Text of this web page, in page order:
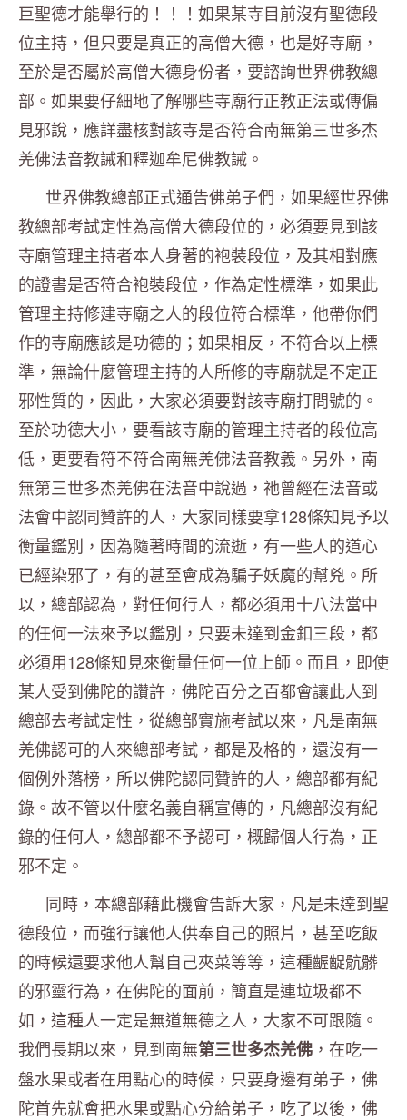
巨聖德才能舉行的！！！如果某寺目前沒有聖德段
位主持，但只要是真正的高僧大德，也是好寺廟，
至於是否屬於高僧大德身份者，要諮詢世界佛教總
部。如果要仔細地了解哪些寺廟行正教正法或傳偏
見邪說，應詳盡核對該寺是否符合南無第三世多杰
羌佛法音教誡和釋迦牟尼佛教誡。
世界佛教總部正式通告佛弟子們，如果經世界佛
教總部考試定性為高僧大德段位的，必須要見到該
寺廟管理主持者本人身著的袍裝段位，及其相對應
的證書是否符合袍裝段位，作為定性標準，如果此
管理主持修建寺廟之人的段位符合標準，他帶你們
作的寺廟應該是功德的；如果相反，不符合以上標
準，無論什麼管理主持的人所修的寺廟就是不定正
邪性質的，因此，大家必須要對該寺廟打問號的。
至於功德大小，要看該寺廟的管理主持者的段位高
低，更要看符不符合南無羌佛法音教義。另外，南
無第三世多杰羌佛在法音中說過，祂曾經在法音或
法會中認同贊許的人，大家同樣要拿128條知見予以
衡量鑑別，因為隨著時間的流逝，有一些人的道心
已經染邪了，有的甚至會成為騙子妖魔的幫兇。所
以，總部認為，對任何行人，都必須用十八法當中
的任何一法來予以鑑別，只要未達到金釦三段，都
必須用128條知見來衡量任何一位上師。而且，即使
某人受到佛陀的讚許，佛陀百分之百都會讓此人到
總部去考試定性，從總部實施考試以來，凡是南無
羌佛認可的人來總部考試，都是及格的，還沒有一
個例外落榜，所以佛陀認同贊許的人，總部都有紀
錄。故不管以什麼名義自稱宣傳的，凡總部沒有紀
錄的任何人，總部都不予認可，概歸個人行為，正
邪不定。
同時，本總部藉此機會告訴大家，凡是未達到聖
德段位，而強行讓他人供奉自己的照片，甚至吃飯
的時候還要求他人幫自己夾菜等等，這種齷齪骯髒
的邪靈行為，在佛陀的面前，簡直是連垃圾都不
如，這種人一定是無道無德之人，大家不可跟隨。
我們長期以來，見到南無第三世多杰羌佛 ，在吃一
盤水果或者在用點心的時候，只要身邊有弟子，佛
陀首先就會把水果或點心分給弟子，吃了以後，佛